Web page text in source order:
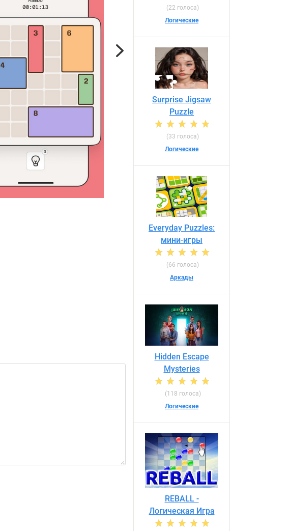
Next
(22 голоса)
Логические
Surprise Jigsaw
Puzzle
(33 голоса)
Логические
Everyday Puzzles:
мини-игры
(66 голоса)
Аркады
Hidden Escape
Mysteries
(118 голоса)
Логические
REBALL -
Логическая Игра